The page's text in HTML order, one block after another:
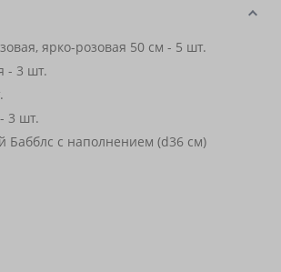
ярко-розовая 50 см - 5 шт.
- 3 шт.
3 шт.
с наполнением (d36 см)